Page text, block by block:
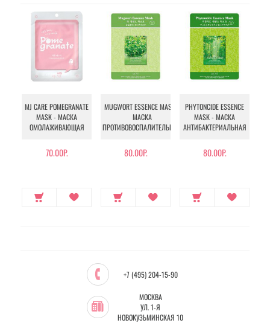
MJ CARE POMEGRANATE
MASK - МАСКА
ОМОЛАЖИВАЮЩАЯ
70.00Р.
MUGWORT ESSENCE MASK -
МАСКА
ПРОТИВОВОСПАЛИТЕЛЬНАЯ
80.00Р.
PHYTONCIDE ESSENCE
MASK - МАСКА
АНТИБАКТЕРИАЛЬНАЯ
80.00Р.
+7 (495) 204-15-90
МОСКВА
УЛ. 1-Я
НОВОКУЗЬМИНСКАЯ 10